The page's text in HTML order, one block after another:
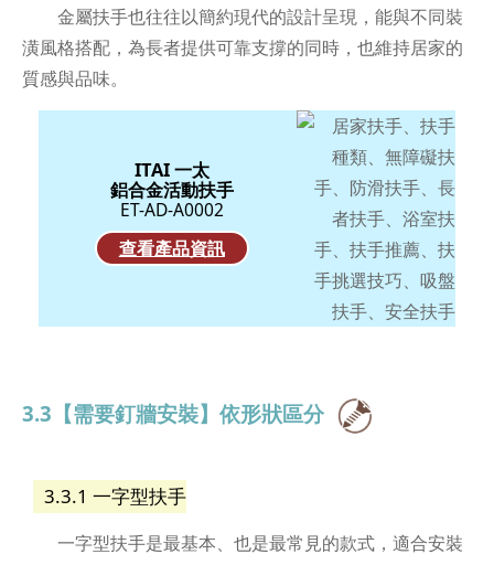
金屬扶手也往往以簡約現代的設計呈現，能與不同裝
潢風格搭配，為長者提供可靠支撐的同時，也維持居家的
質感與品味。
ITAI 一太
鋁合金活動扶手
ET-AD-A0002
查看產品資訊
3.3【需要釘牆安裝】依形狀區分
3.3.1 一字型扶手
一字型扶手是最基本、也是最常見的款式，適合安裝